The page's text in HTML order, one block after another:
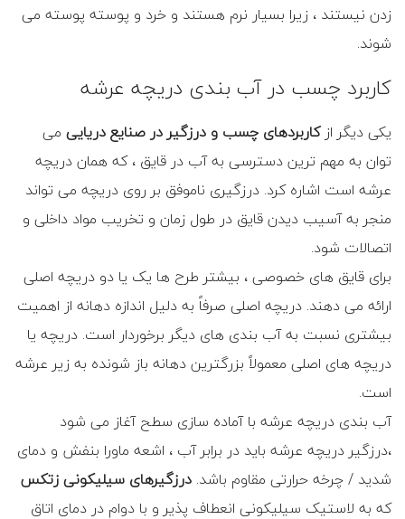
زدن نیستند ، زیرا بسیار نرم هستند و خرد و پوسته پوسته می
شوند.
کاربرد چسب در آب بندی دریچه عرشه
یکی دیگر ازکاربردهای چسب و درزگیر در صنایع دریایی می
توان به مهم ترین دسترسی به آب در قایق ، که همان دریچه
عرشه است اشاره کرد. درزگیری ناموفق بر روی دریچه می تواند
منجر به آسیب دیدن قایق در طول زمان و تخریب مواد داخلی و
اتصالات شود.
برای قایق های خصوصی ، بیشتر طرح ها یک یا دو دریچه اصلی
ارائه می دهند. دریچه اصلی صرفاً به دلیل اندازه دهانه از اهمیت
بیشتری نسبت به آب بندی های دیگر برخوردار است. دریچه یا
دریچه های اصلی معمولاً بزرگترین دهانه باز شونده به زیر عرشه
است.
آب بندی دریچه عرشه با آماده سازی سطح آغاز می شود
،درزگیر دریچه عرشه باید در برابر آب ، اشعه ماورا بنفش و دمای
شدید / چرخه حرارتی مقاوم باشد. درزگیرهای سیلیکونی زتکس
که به لاستیک سیلیکونی انعطاف پذیر و با دوام در دمای اتاق